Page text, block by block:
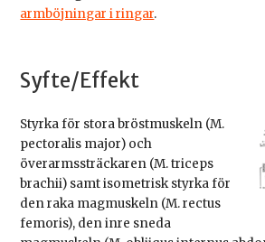
armböjningar i ringar.
Syfte/Effekt
Styrka för stora bröstmuskeln (M.
pectoralis major) och
överarmssträckaren (M. triceps
brachii) samt isometrisk styrka för
den raka magmuskeln (M. rectus
femoris), den inre sneda